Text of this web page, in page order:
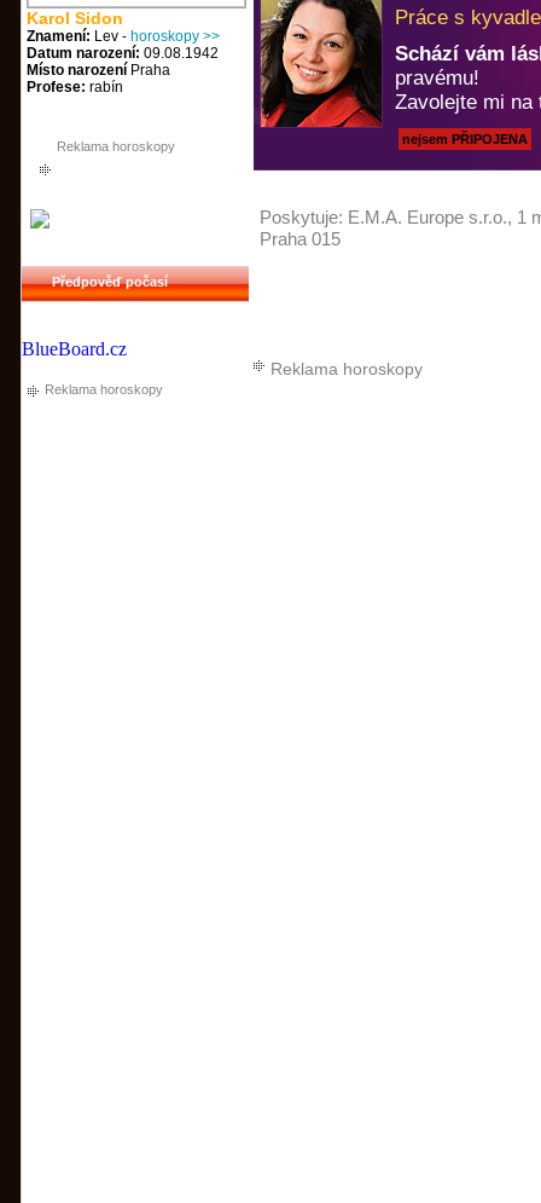
Karol Sidon
Znamení: Lev - horoskopy >>
Datum narození: 09.08.1942
Místo narození Praha
Profese: rabín
Reklama horoskopy
Předpověď počasí
BlueBoard.cz
Reklama horoskopy
Práce s
Schází vám
pravému!
Zavolejte mi
nejsem PŘIPOJENA
Poskytuje: E.M.A. Europe s.r.o., 1
Praha 015
Reklama horoskopy